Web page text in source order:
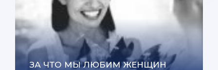
ЗА ЧТО МЫ ЛЮБИМ ЖЕНЩИН